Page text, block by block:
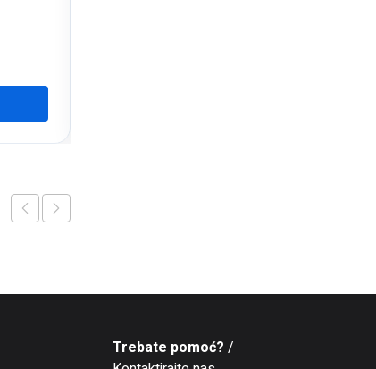
Trebate pomoć? /